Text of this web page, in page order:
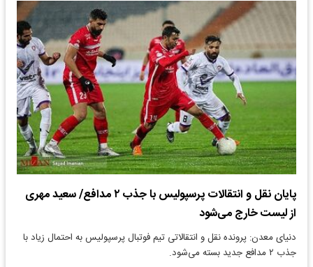
پایان نقل و انتقالات پرسپولیس با جذب ۲ مدافع/ سعید مهری
از لیست خارج می‌شود
دنیای معدن: پرونده نقل و انتقالاتی تیم فوتبال پرسپولیس به احتمال زیاد با
جذب ۲ مدافع جدید بسته می‌شود.